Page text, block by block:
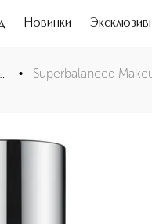
Новинки
тональный
•